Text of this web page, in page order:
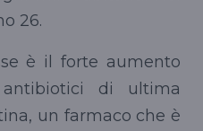
26.
è il forte aumento
di ultima
un farmaco che è